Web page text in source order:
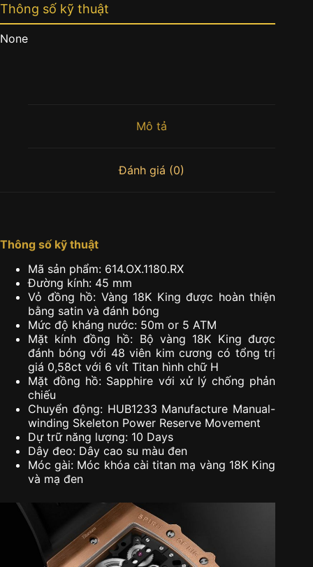
Thông số kỹ thuật
None
Mô tả
Đánh giá (0)
Thông số kỹ thuật
Mã sản phẩm: 614.OX.1180.RX
Đường kính: 45 mm
Vỏ đồng hồ: Vàng 18K King được hoàn thiện
bằng satin và đánh bóng
Mức độ kháng nước: 50m or 5 ATM
Mặt kính đồng hồ: Bộ vàng 18K King được
đánh bóng với 48 viên kim cương có tổng trị
giá 0,58ct với 6 vít Titan hình chữ H
Mặt đồng hồ: Sapphire với xử lý chống phản
chiếu
Chuyển động: HUB1233 Manufacture Manual-
winding Skeleton Power Reserve Movement
Dự trữ năng lượng: 10 Days
Dây đeo: Dây cao su màu đen
Móc gài: Móc khóa cài titan mạ vàng 18K King
và mạ đen